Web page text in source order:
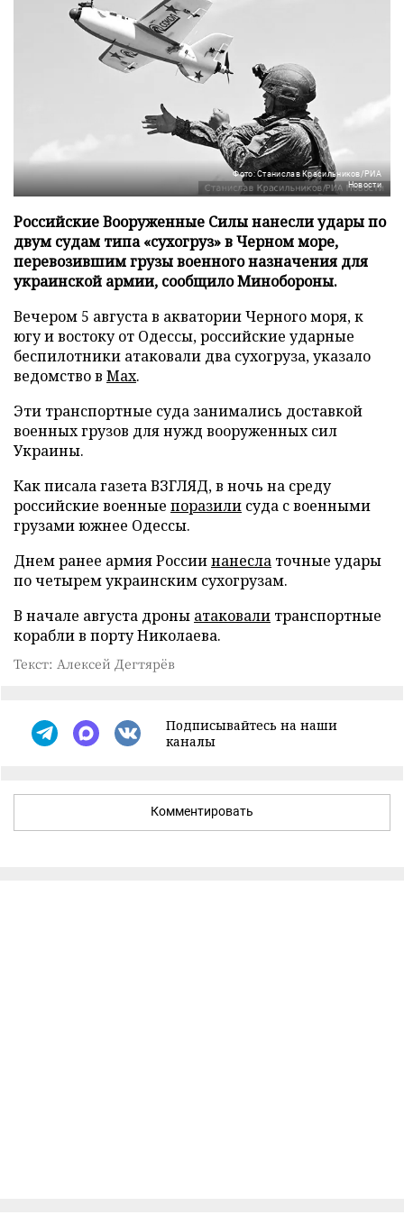
Фото: Станислав Красильников/РИА
Новости
Российские Вооруженные Силы нанесли удары по
двум судам типа «сухогруз» в Черном море,
перевозившим грузы военного назначения для
украинской армии, сообщило Минобороны.
Вечером 5 августа в акватории Черного моря, к
югу и востоку от Одессы, российские ударные
беспилотники атаковали два сухогруза, указало
ведомство в Max.
Эти транспортные суда занимались доставкой
военных грузов для нужд вооруженных сил
Украины.
Как писала газета ВЗГЛЯД, в ночь на среду
российские военные поразили суда с военными
грузами южнее Одессы.
Днем ранее армия Россиинанесла точные удары
по четырем украинским сухогрузам.
В начале августа дроны атаковали транспортные
корабли в порту Николаева.
Текст: Алексей Дегтярёв
Подписывайтесь на наши
каналы
Комментировать